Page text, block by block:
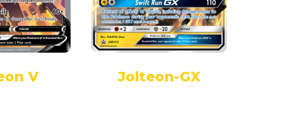
V Jolteon-GX